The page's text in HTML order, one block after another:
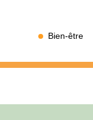
Bien-être